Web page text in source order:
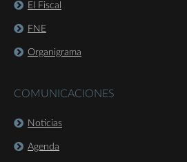
El Fiscal
FNE
Organigrama
COMUNICACIONES
Noticias
Agenda